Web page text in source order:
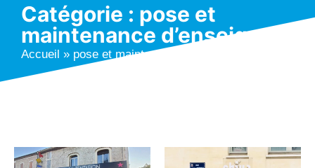
Catégorie : pose et
maintenance d’enseignes
Accueil » pose et maintenance d'enseignes